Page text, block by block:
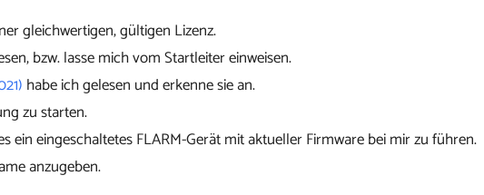
gleichwertigen, gültigen Lizenz.
bzw. lasse mich vom Startleiter einweisen.
habe ich gelesen und erkenne sie an.
zu starten.
ein eingeschaltetes FLARM-Gerät mit aktueller Firmware bei mir zu führen.
anzugeben.